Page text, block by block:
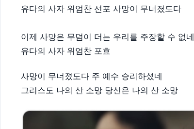
유다의 사자 위엄찬 선포 사망이 무너졌도다
이제 사망은 무덤이 더는 우리를 주장할 수 없네
유다의 사자 위엄찬 포효
사망이 무너졌도다 주 예수 승리하셨네​
그리스도 나의 산 소망 당신은 나의 산 소망